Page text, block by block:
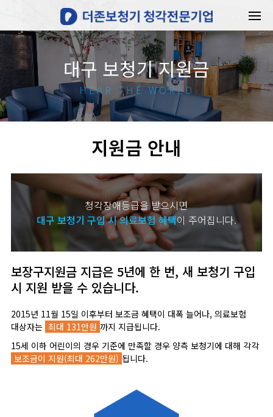
대구 보청기 지원금
HEAR THE WORLD
지원금 안내
청각장애등급을 받으시면
대구 보청기 구입 시 의료보험 혜택이 주어집니다.
보장구지원금 지급은 5년에 한 번, 새 보청기 구입
시 지원 받을 수 있습니다.
2015년 11월 15일 이후부터 보조금 혜택이 대폭 늘어나, 의료보험
대상자는 최대 131만원 까지 지급됩니다.
15세 이하 어린이의 경우 기준에 만족할 경우 양측 보청기에 대해 각각
보조금이 지원(최대 262만원) 됩니다.